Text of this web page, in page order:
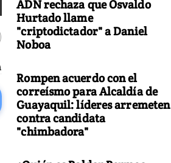
ADN rechaza que Osvaldo
Hurtado llame
"criptodictador" a Daniel
Noboa
Rompen acuerdo con el
correísmo para Alcaldía de
Guayaquil: líderes arremeten
contra candidata
"chimbadora"